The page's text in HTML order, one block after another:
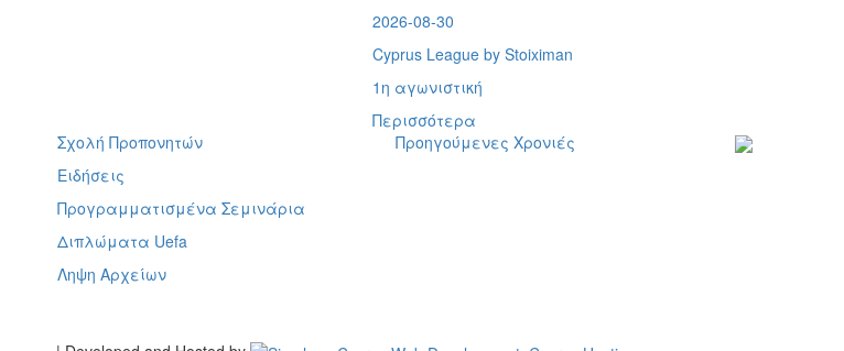
2026-08-30
Cyprus League by Stoiximan
1η αγωνιστική
Περισσότερα
Σχολή Προπονητών
Ειδήσεις
Προγραμματισμένα Σεμινάρια
Διπλώματα Uefa
Ληψη Αρχείων
Προηγούμενες Χρονιές